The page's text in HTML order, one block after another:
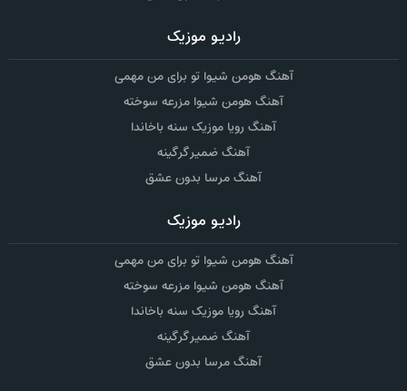
رادیو موزیک
آهنگ هومن شیوا تو برای من مهمی
آهنگ هومن شیوا مزرعه سوخته
آهنگ رویا موزیک سنه باخاندا
آهنگ ضمیر گرگینه
آهنگ مرسا بدون عشق
رادیو موزیک
آهنگ هومن شیوا تو برای من مهمی
آهنگ هومن شیوا مزرعه سوخته
آهنگ رویا موزیک سنه باخاندا
آهنگ ضمیر گرگینه
آهنگ مرسا بدون عشق